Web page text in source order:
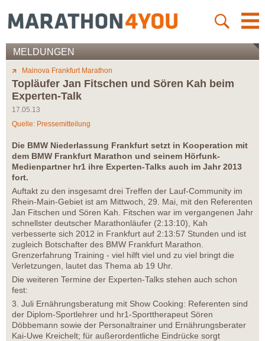
MELDUNGEN
Mainova Frankfurt Marathon
Topläufer Jan Fitschen und Sören Kah beim
Experten-Talk
17.05.13
Quelle: Pressemitteilung
Die BMW Niederlassung Frankfurt setzt in Kooperation mit
dem BMW Frankfurt Marathon und seinem Hörfunk-
Medienpartner hr1 ihre Experten-Talks auch im Jahr 2013
fort.
Auftakt zu den insgesamt drei Treffen der Lauf-Community im
Rhein-Main-Gebiet ist am Mittwoch, 29. Mai, mit den Referenten
Jan Fitschen und Sören Kah. Fitschen war im vergangenen Jahr
schnellster deutscher Marathonläufer (2:13:10), Kah
verbesserte sich 2012 in Frankfurt auf 2:13:57 Stunden und ist
zugleich Botschafter des BMW Frankfurt Marathon.
Grenzerfahrung Training - viel hilft viel und zu viel bringt die
Verletzungen, lautet das Thema ab 19 Uhr.
Die weiteren Termine der Experten-Talks stehen auch schon
fest:
3. Juli Ernährungsberatung mit Show Cooking: Referenten sind
der Diplom-Sportlehrer und hr1-Sporttherapeut Sören
Döbbemann sowie der Personaltrainer und Ernährungsberater
Kai-Uwe Kreichelt; für außerordentliche Eindrücke sorgt